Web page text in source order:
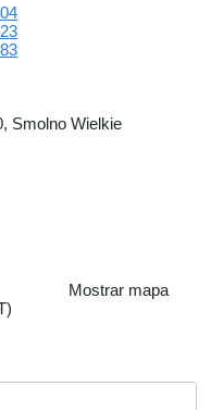
Smolno Wielkie
Mostrar mapa